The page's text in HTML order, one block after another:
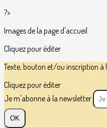
?>
Images de la page d'accueil
Cliquez pour éditer
Texte, bouton et/ou inscription à
Cliquez pour éditer
Je m'abonne à la newsletter
OK